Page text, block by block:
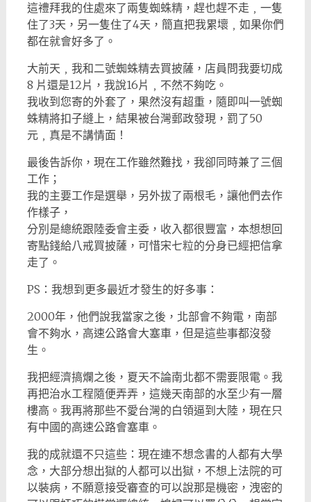
這禮拜我的住處來了兩隻蜘蛛精，趕也趕不走﹐一隻
住了3天，另一隻住了4天，簡直把我累壞﹐如果你們
都在就會好多了。
大前天﹐我和二號蜘蛛精去買披薩，店員問我要切成
8 片還是12片，我說16片﹐不然不夠吃。
我收到您寄的外套了，果然沒有超重，隨即叫一號蜘
蛛精將扣子縫上，結果被台灣郵政發現，罰了50
元﹐真是不講情面！
最後告訴你，現在工作雖然難找，我卻同時兼了三個
工作；
我的主要工作是選舉，另外拔了兩根毛，讓他們去作
作樣子，
分別是總統跟陸委會主委，收入都很豐富，本想想回
寄點錢給八戒買披薩，可惜宋七粒的分身已經把信拿
走了。
PS：我想到更多最近才發生的好多事：
2000年，他們說我當家之後，北部會不夠電，南部
會不夠水，高速公路會大塞車，但是這些事都沒發
生。
我把經濟搞爛之後，夏天不論南北都不需要限電。我
再把治水工程隨便弄弄，這幾天南部的水至少有一層
樓高。我再將那些不愛台灣的白領逼到大陸，現在只
有中國的高速公路會塞車。
我的成就還不只這些：現在連不想念書的人都有大學
念，大部分想出獄的人都可以出獄，不想上法院的可
以裝病，不願意接受審查的可以說那是機密，洩密的